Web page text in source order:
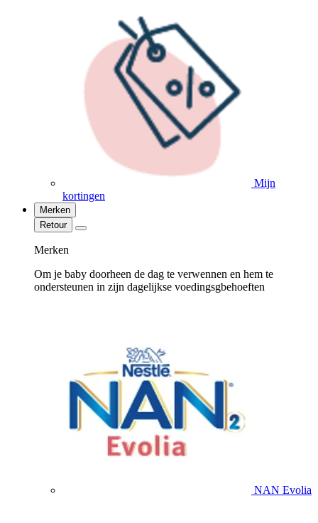
Mijn
kortingen
Merken
Retour
Merken
Om je baby doorheen de dag te verwennen en hem te
ondersteunen in zijn dagelijkse voedingsgbehoeften
NAN Evolia